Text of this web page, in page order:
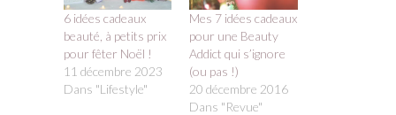
6 idées cadeaux
beauté, à petits prix
pour fêter Noël !
11 décembre 2023
Dans "Lifestyle"
Mes 7 idées cadeaux
pour une Beauty
Addict qui s’ignore
(ou pas !)
20 décembre 2016
Dans "Revue"